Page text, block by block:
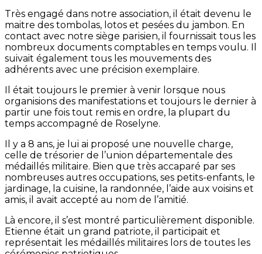
Très engagé dans notre association, il était devenu le
maitre des tombolas, lotos et pesées du jambon. En
contact avec notre siège parisien, il fournissait tous les
nombreux documents comptables en temps voulu. Il
suivait également tous les mouvements des
adhérents avec une précision exemplaire.
Il était toujours le premier à venir lorsque nous
organisions des manifestations et toujours le dernier à
partir une fois tout remis en ordre, la plupart du
temps accompagné de Roselyne.
Il y a 8 ans, je lui ai proposé une nouvelle charge,
celle de trésorier de l’union départementale des
médaillés militaire. Bien que très accaparé par ses
nombreuses autres occupations, ses petits-enfants, le
jardinage, la cuisine, la randonnée, l’aide aux voisins et
amis, il avait accepté au nom de l’amitié.
Là encore, il s’est montré particulièrement disponible.
Etienne était un grand patriote, il participait et
représentait les médaillés militaires lors de toutes les